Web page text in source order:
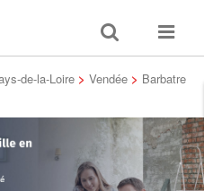
Toggle
search
Toggle
de-la-Loire > Vendée > Barbatre